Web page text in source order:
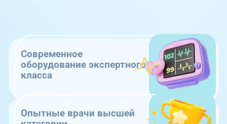
Современное
оборудование экспертного
класса
Опытные врачи высшей